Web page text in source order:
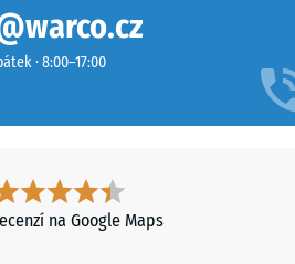
Třída
· 8:00–17:00
na Google Maps